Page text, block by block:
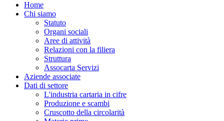
Home
Chi siamo
Statuto
Organi sociali
Aree di attività
Relazioni con la filiera
Struttura
Assocarta Servizi
Aziende associate
Dati di settore
L'industria cartaria in cifre
Produzione e scambi
Cruscotto della circolarità